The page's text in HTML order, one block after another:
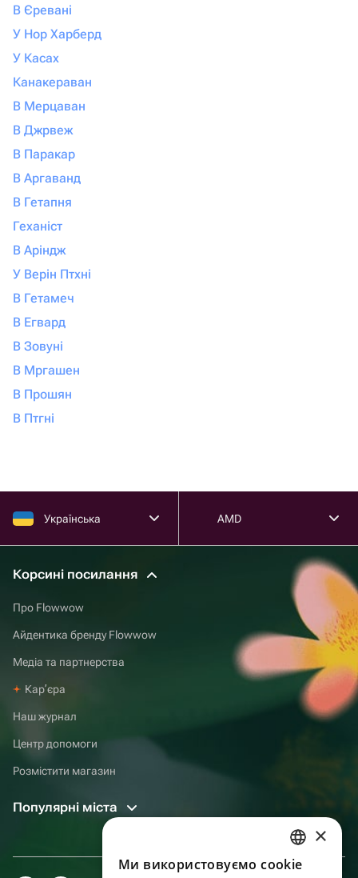
В Єревані
У Нор Харберд
У Касах
Канакераван
В Мерцаван
В Джрвеж
В Паракар
В Аргаванд
В Гетапня
Геханіст
В Аріндж
У Верін Птхні
В Гетамеч
В Егвард
В Зовуні
В Мргашен
В Прошян
В Птгні
Українська AMD
Корсині посилання
Про Flowwow
Айдентика бренду Flowwow
Медіа та партнерства
Карʼєра
Наш журнал
Центр допомоги
Розмістити магазин
Популярні міста
RUSSIAN
×
Ми використовуємо cookie